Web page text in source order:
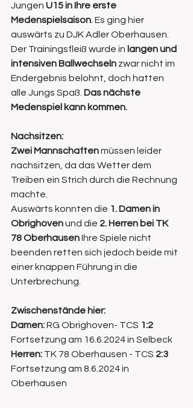
Jungen U15 in Ihre erste
Medenspielsaison . Es ging hier
auswärts zu DJK Adler Oberhausen.
Der Trainingsfleiß wurde in langen und
intensiven Ballwechseln zwar nicht im
Endergebnis belohnt, doch hatten
alle Jungs Spaß. Das nächste
Medenspiel kann kommen.
Nachsitzen:
Zwei Mannschaften müssen leider
nachsitzen, da das Wetter dem
Treiben ein Strich durch die Rechnung
machte.
Auswärts konnten die 1. Damen in
Obrighoven und die 2. Herren bei TK
78 Oberhausen Ihre Spiele nicht
beenden retten sich jedoch beide mit
einer knappen Führung in die
Unterbrechung.
Zwischenstände hier:
Damen: RG Obrighoven- TCS 1:2
Fortsetzung am 16.6.2024 in Selbeck
Herren: TK 78 Oberhausen - TCS 2:3
Fortsetzung am 8.6.2024 in
Oberhausen